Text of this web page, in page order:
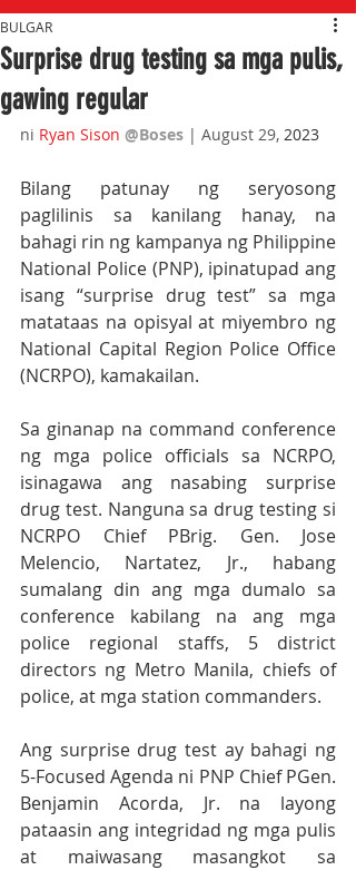
Surprise drug testing sa mga pulis,
gawing regular
BULGAR
ni Ryan Sison @Boses | August 29, 2023
Bilang patunay ng seryosong
paglilinis sa kanilang hanay, na
bahagi rin ng kampanya ng Philippine
National Police (PNP), ipinatupad ang
isang “surprise drug test” sa mga
matataas na opisyal at miyembro ng
National Capital Region Police Office
(NCRPO), kamakailan.
Sa ginanap na command conference
ng mga police officials sa NCRPO,
isinagawa ang nasabing surprise
drug test. Nanguna sa drug testing si
NCRPO Chief PBrig. Gen. Jose
Melencio, Nartatez, Jr., habang
sumalang din ang mga dumalo sa
conference kabilang na ang mga
police regional staffs, 5 district
directors ng Metro Manila, chiefs of
police, at mga station commanders.
Ang surprise drug test ay bahagi ng
5-Focused Agenda ni PNP Chief PGen.
Benjamin Acorda, Jr. na layong
pataasin ang integridad ng mga pulis
at maiwasang masangkot sa